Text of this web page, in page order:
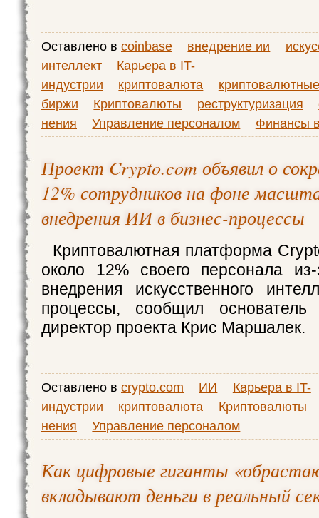
Оставлено в coinbase внедрение ии
интеллект
Карьера в IT-
индустрии
криптовалюта
криптовалютные
биржи
Криптовалюты реструктуризация
нения
Управление персоналом Финансы
Проект Crypto.com объявил о
12% сотрудников на фоне
внедрения ИИ в бизнес-процессы
Криптовалютная платформа
около 12% своего персонала
внедрения искусственного
процессы, сообщил
директор проекта Крис Маршалек.
Оставлено в crypto.com ИИ
Карьера в IT-
индустрии
криптовалюта
Криптовалюты
нения
Управление персоналом
Как цифровые гиганты
вкладывают деньги в реальный